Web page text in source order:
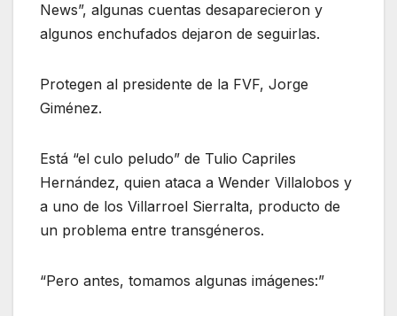
News”, algunas cuentas desaparecieron y
algunos enchufados dejaron de seguirlas.
Protegen al presidente de la FVF, Jorge
Giménez.
Está “el culo peludo” de Tulio Capriles
Hernández, quien ataca a Wender Villalobos y
a uno de los Villarroel Sierralta, producto de
un problema entre transgéneros.
“Pero antes, tomamos algunas imágenes:”